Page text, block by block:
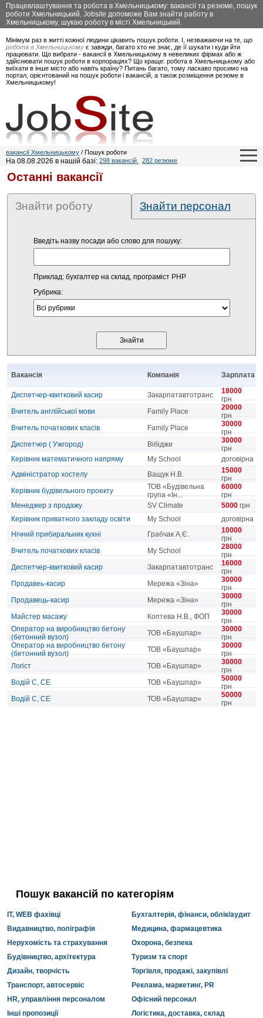
Працевлаштування та робота в Хмельницькому: вакансії та резюме, пошук
роботи Хмельницький. Jobsite допоможе Вам знайти работу в
Хмельницькому, шукаю роботу в місті Хмельницький.
Мінімум раз в житті кожної людини цікавить пошук роботи. І, незважаючи на те, що
робота в Хмельницькому є завжди, багато хто не знає, де її шукати і куди йти
працювати. Що вибрати - вакансії в Хмельницькому в невеликих фірмах або ж
здійснювати пошук роботи в корпораціях? Що краще: робота в Хмельницькому або
виїхати в інше місто або навіть країну? Питань багато, тому ласкаво просимо на
портал, орієнтований на пошук роботи і вакансій, а також розміщення резюме в
Хмельницькому!
вакансії Хмельницькому / Пошук роботи
На 08.08.2026 в нашій базі: 298 вакансій, 282 резюме
Останні вакансії
Знайти роботу Знайти персонал
Введіть назву посади або слово для пошуку:
Приклад: бухгалтер на склад, програміст PHP
Рубрика:
Вакансія Компанія Зарплата
Диспетчер-квитковий касир Закарпатавтотранс
18000
грн
Вчитель англійської мови
Family Place
20000
грн
Вчитель початкових класів
Family Place
30000
грн
Диспетчер ( Ужгород)
Вібіджи
30000
грн
Керівник математичного напряму
My School
договірна
Адміністратор хостелу
Ващук Н.В.
15000
грн
Керівник будівельного проекту
ТОВ «Будівельна
група «Ін...
60000
грн
Менеджер з продажу
SV Climate 5000 грн
Керівник приватного закладу освіти
My School
договірна
Нічний прибиральник кухні
Грабчак А.Є.
10000
грн
Вчитель початкових класів
My School
28000
грн
Диспетчер-квитковий касир
Закарпатавтотранс
16000
грн
Продавеь-касир
Мережа «Зіна»
30000
грн
Продавець-касир
Мережа «Зіна»
30000
грн
Майстер масажу
Коптева Н.В., ФОП
30000
грн
Оператор на виробництво бетону
(бетонний вузол)
ТОВ «Баушпар»
30000
грн
Оператор на виробництво бетону
(бетонний вузол)
ТОВ «Баушпар»
30000
грн
Логіст
ТОВ «Баушпар»
30000
грн
Водій С, СЕ
ТОВ «Баушпар»
50000
грн
Водій С, СЕ
ТОВ «Баушпар»
50000
грн
Пошук вакансій по категоріям
IT, WEB фахівці
Бухгалтерія, фінанси, облік/аудит
Видавництво, поліграфія
Медицина, фармацевтика
Нерухомість та страхування
Охорона, безпека
Будівництво, архітектура
Туризм та спорт
Дизайн, творчість
Торгівля, продажі, закупівлі
Транспорт, автосервіс
Реклама, маркетинг, PR
HR, управління персоналом
Офісний персонал
Інші пропозиції
Логістика, доставка, склад